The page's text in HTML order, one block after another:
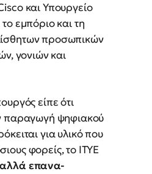
και Υπουργείο
εμπόριο και τη
προσωπικών
γονιών και
είπε ότι
παραγωγή ψηφιακού
για υλικό που
φορείς, το ΙΤΥΕ
επανα-